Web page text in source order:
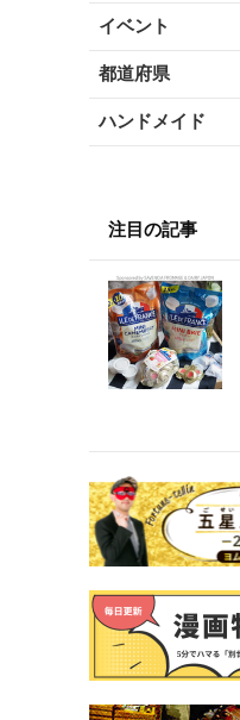
イベント
都道府県
ハンドメイド
注目の記事